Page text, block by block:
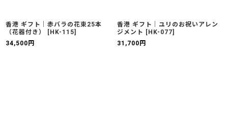
香港 ギフト｜赤バラの花束25本
（花器付き）
[ HK-115]
34,500 円
香港 ギフト｜ユリのお祝いアレン
ジメント
[ HK-077]
31,700 円